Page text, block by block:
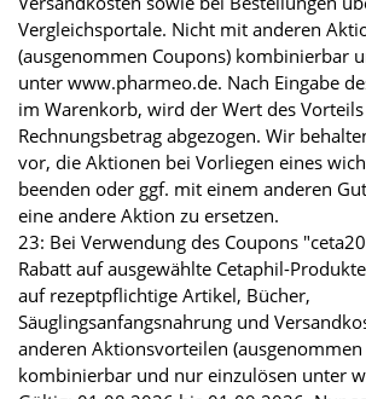
Vergleichsportale. Nicht mit anderen
(ausgenommen Coupons) kombinierbar
unter www.pharmeo.de. Nach Eingabe
im Warenkorb, wird der Wert des
Rechnungsbetrag abgezogen. Wir
vor, die Aktionen bei Vorliegen eines
beenden oder ggf. mit einem anderen
eine andere Aktion zu ersetzen.
23: Bei Verwendung des Coupons
Rabatt auf ausgewählte Cetaphil-
auf rezeptpflichtige Artikel, Bücher,
Säuglingsanfangsnahrung und
anderen Aktionsvorteilen (ausgenommen
kombinierbar und nur einzulösen unter